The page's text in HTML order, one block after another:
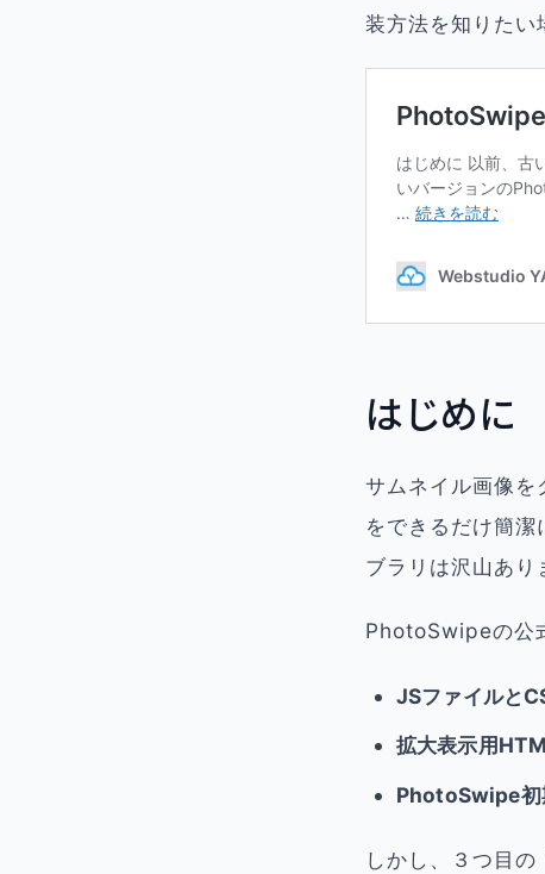
装方法を知りたい
はじめに
サムネイル画像
をできるだけ簡
ブラリは沢山あり
PhotoSwipeの公
JSファイルと
拡大表示用
PhotoSwipe初
しかし、３つ目